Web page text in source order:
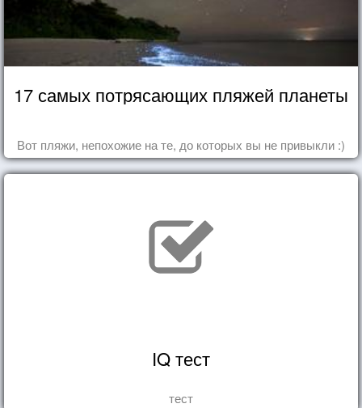
17 самых потрясающих пляжей планеты
Вот пляжи, непохожие на те, до которых вы не привыкли :)
IQ тест
тест